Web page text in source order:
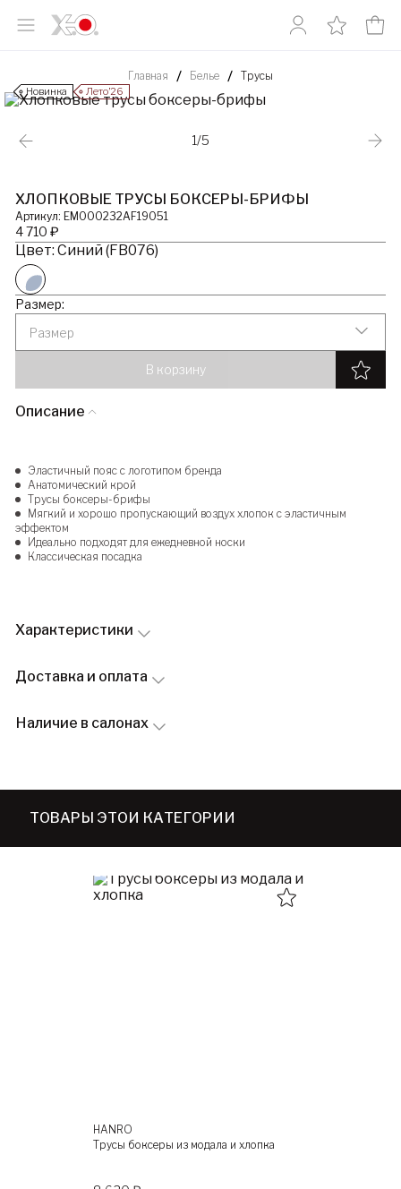
Главная Белье Трусы
Новинка Лето’26
1/5
ХЛОПКОВЫЕ ТРУСЫ БОКСЕРЫ-БРИФЫ
Артикул: EM000232AF19051
4 710 ₽
Цвет: Синий (FB076)
Размер:
Размер
В корзину
Описание
Эластичный пояс с логотипом бренда
Анатомический крой
Трусы боксеры-брифы
Мягкий и хорошо пропускающий воздух хлопок с эластичным
эффектом
Идеально подходят для ежедневной носки
Классическая посадка
Характеристики
Доставка и оплата
Наличие в салонах
ТОВАРЫ ЭТОЙ КАТЕГОРИИ
HANRO
Трусы боксеры из модала и хлопка